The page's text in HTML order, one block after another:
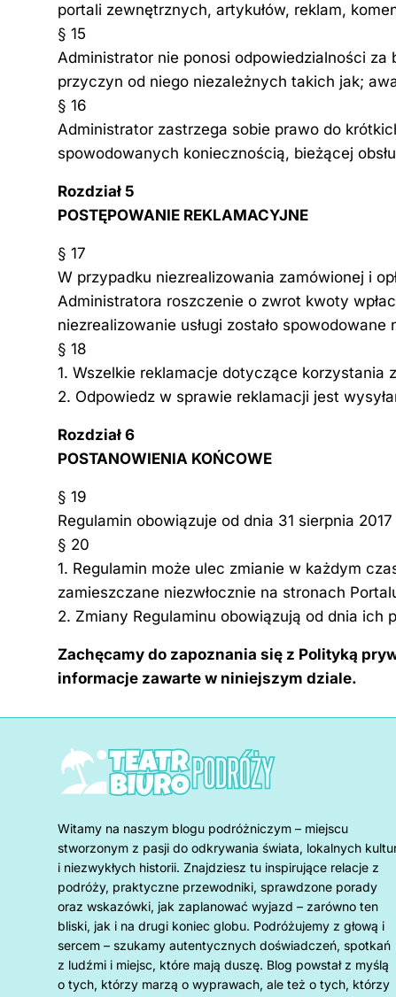
portali zewnętrznych, artykułów, reklam,
§ 15
Administrator nie ponosi odpowiedzialności
przyczyn od niego niezależnych takich jak;
§ 16
Administrator zastrzega sobie prawo do
spowodowanych koniecznością, bieżącej
Rozdział 5
POSTĘPOWANIE REKLAMACYJNE
§ 17
W przypadku niezrealizowania zamówionej i
Administratora roszczenie o zwrot kwoty
niezrealizowanie usługi zostało
§ 18
1. Wszelkie reklamacje dotyczące korzystania
2. Odpowiedz w sprawie reklamacji jest
Rozdział 6
POSTANOWIENIA KOŃCOWE
§ 19
Regulamin obowiązuje od dnia 31 sierpnia
§ 20
1. Regulamin może ulec zmianie w każdym
zamieszczane niezwłocznie na stronach
2. Zmiany Regulaminu obowiązują od dnia ich
Zachęcamy do zapoznania się z Polityką
informacje zawarte w niniejszym dziale.
Witamy na naszym blogu podróżniczym – miejscu
stworzonym z pasji do odkrywania świata, lokalnych
i niezwykłych historii. Znajdziesz tu inspirujące relacje z
podróży, praktyczne przewodniki, sprawdzone porady
oraz wskazówki, jak zaplanować wyjazd – zarówno ten
bliski, jak i na drugi koniec globu. Podróżujemy z głową i
sercem – szukamy autentycznych doświadczeń, spotkań
z ludźmi i miejsc, które mają duszę. Blog powstał z myślą
o tych, którzy marzą o wyprawach, ale też o tych, którzy